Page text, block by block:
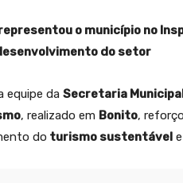
o município no
do setor
equipe da Secretaria
, realizado em Bonito,
do turismo sustentável